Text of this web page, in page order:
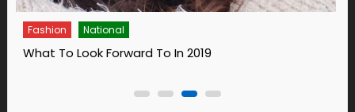
Fashion National
What To Look Forward To In 2019